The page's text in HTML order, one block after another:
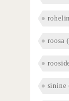
roosa
sinine